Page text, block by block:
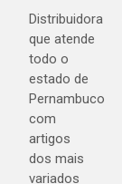
Distribuidora
que atende
todo o
estado de
Pernambuco
com
artigos
dos mais
variados